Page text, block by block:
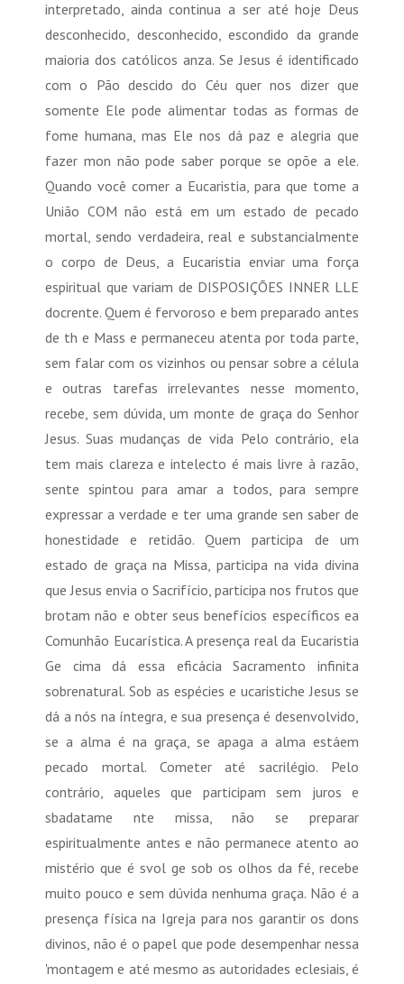
interpretado, ainda continua a ser até hoje Deus
desconhecido, desconhecido, escondido da grande
maioria dos católicos anza. Se Jesus é identificado
com o Pão descido do Céu quer nos dizer que
somente Ele pode alimentar todas as formas de
fome humana, mas Ele nos dá paz e alegria que
fazer mon não pode saber porque se opõe a ele.
Quando você comer a Eucaristia, para que tome a
União COM não está em um estado de pecado
mortal, sendo verdadeira, real e substancialmente
o corpo de Deus, a Eucaristia enviar uma força
espiritual que variam de DISPOSIÇÕES INNER LLE
docrente. Quem é fervoroso e bem preparado antes
de th e Mass e permaneceu atenta por toda parte,
sem falar com os vizinhos ou pensar sobre a célula
e outras tarefas irrelevantes nesse momento,
recebe, sem dúvida, um monte de graça do Senhor
Jesus. Suas mudanças de vida Pelo contrário, ela
tem mais clareza e intelecto é mais livre à razão,
sente spintou para amar a todos, para sempre
expressar a verdade e ter uma grande sen saber de
honestidade e retidão. Quem participa de um
estado de graça na Missa, participa na vida divina
que Jesus envia o Sacrifício, participa nos frutos que
brotam não e obter seus benefícios específicos ea
Comunhão Eucarística. A presença real da Eucaristia
Ge cima dá essa eficácia Sacramento infinita
sobrenatural. Sob as espécies e ucaristiche Jesus se
dá a nós na íntegra, e sua presença é desenvolvido,
se a alma é na graça, se apaga a alma estáem
pecado mortal. Cometer até sacrilégio. Pelo
contrário, aqueles que participam sem juros e
sbadatame nte missa, não se preparar
espiritualmente antes e não permanece atento ao
mistério que é svol ge sob os olhos da fé, recebe
muito pouco e sem dúvida nenhuma graça. Não é a
presença física na Igreja para nos garantir os dons
divinos, não é o papel que pode desempenhar nessa
'montagem e até mesmo as autoridades eclesiais, é